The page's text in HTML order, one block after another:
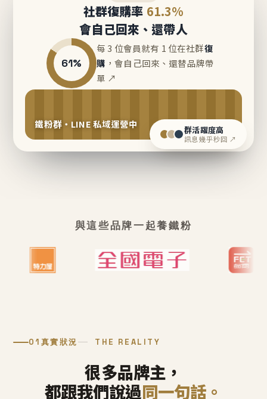
社群復購率 61.3%
會自己回來、還帶人
61%
每 3 位會員就有 1 位在社群復
購 ，會自己回來、還替品牌帶
單 ↗
鐵粉群・LINE 私域運營中 群活躍度高
訊息幾乎秒回 ↗
與這些品牌一起養鐵粉
01 真實狀況 THE REALITY
很多品牌主，
都跟我們說過同一句話。